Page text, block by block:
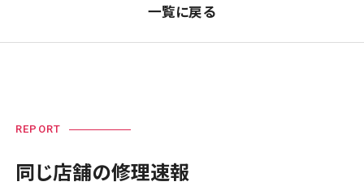
一覧に戻る
REPORT
同じ店舗の修理速報